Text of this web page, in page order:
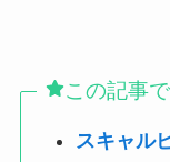
この記事
スキャル